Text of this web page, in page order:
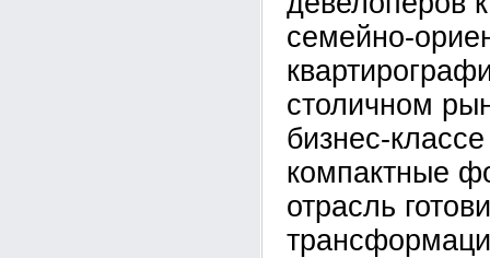
семейно-
столичном
бизнес-
компактные
отрасль